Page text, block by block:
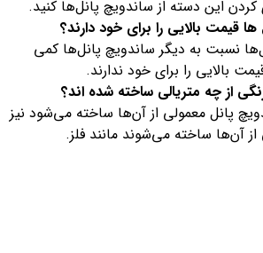
کردن این دسته از ساندویچ پانل‌ها کنید.
قیمت بالایی را برای خود دارند؟
نسبت به دیگر ساندویچ پانل‌ها کمی
بالایی را برای خود ندارند.
از چه متریالی ساخته شده اند؟
پانل معمولی از آن‌ها ساخته می‌شود نیز
آن‌ها ساخته می‌شوند مانند فلز.